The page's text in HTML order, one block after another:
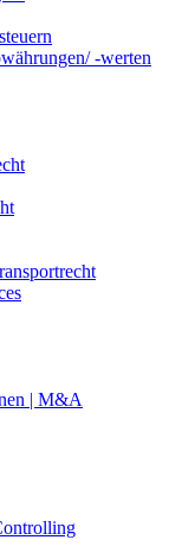
-werten
| M&A